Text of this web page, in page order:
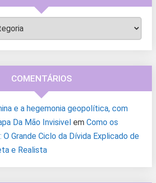
COMENTÁRIOS
e a hegemonia geopolítica, com
Da Mão Invisivel em Como os
O Grande Ciclo da Dívida Explicado de
e Realista